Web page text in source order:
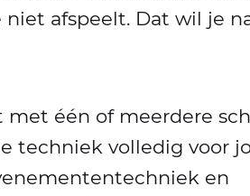
niet afspeelt. Dat wil je
één of meerdere
techniek volledig voor
en